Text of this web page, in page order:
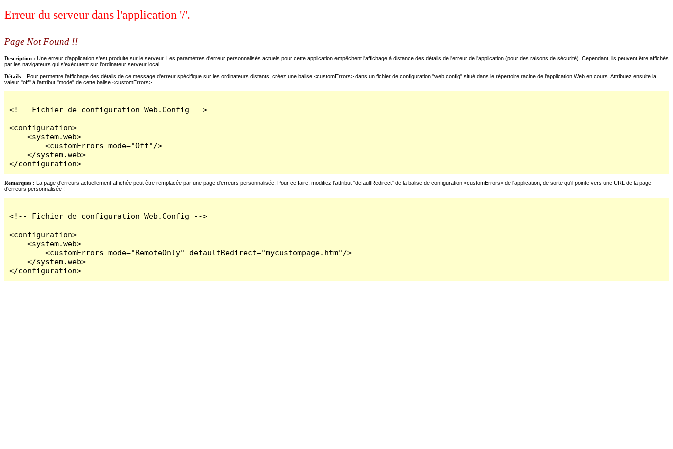
Erreur du serveur dans l'application '/'.
Page Not Found !!
Description : Une erreur d'application s'est produite sur le serveur. Les paramètres d'erreur personnalisés actuels pour cette application empêchent l'affichage à distance des détails de l'erreur de l'application (pour des raisons de sécurité). Cependant, ils peuvent être affichés
par les navigateurs qui s'exécutent sur l'ordinateur serveur local.
Détails = Pour permettre l'affichage des détails de ce message d'erreur spécifique sur les ordinateurs distants, créez une balise <customErrors> dans un fichier de configuration "web.config" situé dans le répertoire racine de l'application Web en cours. Attribuez ensuite la
valeur "off" à l'attribut "mode" de cette balise <customErrors>.
<!-- Fichier de configuration Web.Config -->
<configuration>
    <system.web>
        <customErrors mode="Off"/>
    </system.web>
</configuration>
Remarques : La page d'erreurs actuellement affichée peut être remplacée par une page d'erreurs personnalisée. Pour ce faire, modifiez l'attribut "defaultRedirect" de la balise de configuration <customErrors> de l'application, de sorte qu'il pointe vers une URL de la page
d'erreurs personnalisée !
<!-- Fichier de configuration Web.Config -->
<configuration>
    <system.web>
        <customErrors mode="RemoteOnly" defaultRedirect="mycustompage.htm"/>
    </system.web>
</configuration>